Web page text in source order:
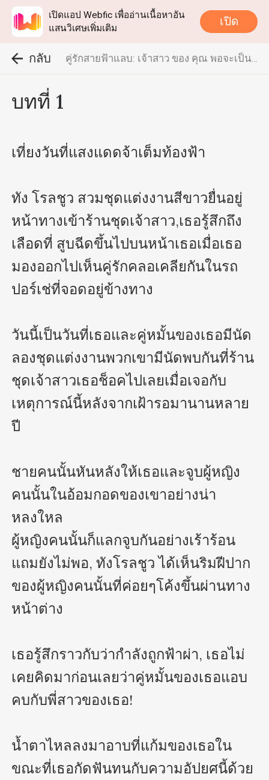
เปิดแอป Webfic เพื่ออ่านเนื้อหาอัน
แสนวิเศษเพิ่มเติม
เปิด
กลับ คู่รักสายฟ้าแลบ: เจ้าสาว ของ คุณ พอจะเป็น ฉันได้ไหม
บทที่ 1
เที่ยงวันที่แสงแดดจ้าเต็มท้องฟ้า
ทัง โรลชูว สวมชุดแต่งงานสีขาวยื่นอยู่
หน้าทางเข้าร้านชุดเจ้าสาว,เธอรู้สึกถึง
เลือดที่ สูบฉีดขึ้นไปบนหน้าเธอเมื่อเธอ
มองออกไปเห็นคู่รักคลอเคลียกันในรถ
ปอร์เช่ที่จอดอยู่ข้างทาง
วันนี้เป็นวันที่เธอและคู่หมั้นของเธอมีนัด
ลองชุดแต่งงานพวกเขามีนัดพบกันที่ร้าน
ชุดเจ้าสาวเธอช็อคไปเลยเมื่อเจอกับ
เหตุการณ์นี้หลังจากเฝ้ารอมานานหลาย
ปี
ชายคนนั้นหันหลังให้เธอและจูบผู้หญิง
คนนั้นในอ้อมกอดของเขาอย่างน่า
หลงใหล
ผู้หญิงคนนั้นก็แลกจูบกันอย่างเร้าร้อน
แถมยังไม่พอ, ทังโรลชูว ได้เห็นริมฝีปาก
ของผู้หญิงคนนั้นที่ค่อยๆโค้งขึ้นผ่านทาง
หน้าต่าง
เธอรู้สึกราวกับว่ากำลังถูกฟ้าผ่า, เธอไม่
เคยคิดมาก่อนเลยว่าคู่หมั้นของเธอแอบ
คบกับพี่สาวของเธอ!
น้ำตาไหลลงมาอาบที่แก้มของเธอใน
ขณะที่เธอกัดฟันทนกับความอัปยศนี้ด้วย